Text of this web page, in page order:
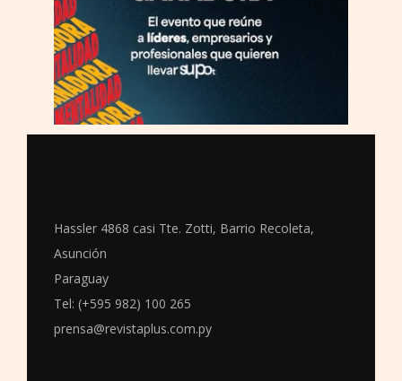
Hassler 4868 casi Tte. Zotti, Barrio Recoleta,
Asunción
Paraguay
Tel: (+595 982) 100 265
prensa@revistaplus.com.py